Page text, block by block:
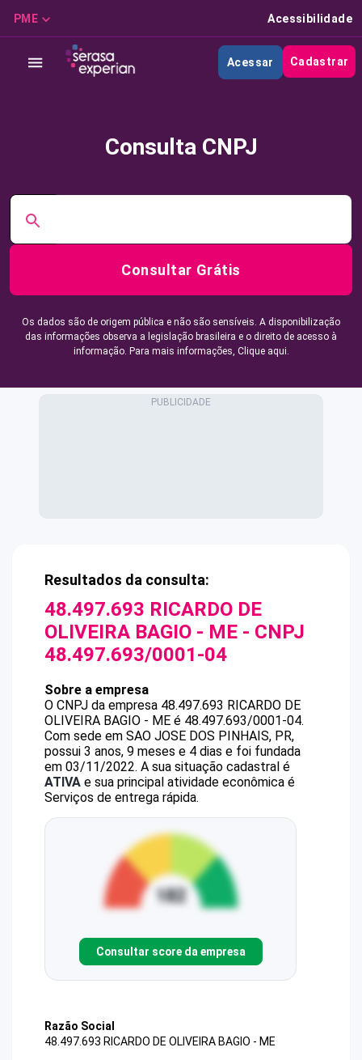
PME Acessibilidade
Acessar Cadastrar
Consulta CNPJ
Consultar Grátis
Os dados são de origem pública e não são sensíveis. A disponibilização
das informações observa a legislação brasileira e o direito de acesso à
informação. Para mais informações, Clique aqui.
Resultados da consulta:
48.497.693 RICARDO DE
OLIVEIRA BAGIO - ME - CNPJ
48.497.693/0001-04
Sobre a empresa
O CNPJ da empresa 48.497.693 RICARDO DE
OLIVEIRA BAGIO - ME é 48.497.693/0001-04.
Com sede em SAO JOSE DOS PINHAIS, PR,
possui 3 anos, 9 meses e 4 dias e foi fundada
em 03/11/2022. A sua situação cadastral é
ATIVA e sua principal atividade econômica é
Serviços de entrega rápida.
Consultar score da empresa
Razão Social
48.497.693 RICARDO DE OLIVEIRA BAGIO - ME